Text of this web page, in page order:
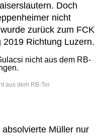
Doch
nicht
zurück zum FCK
Richtung Luzern.
aus dem RB-Tor
Müller nur